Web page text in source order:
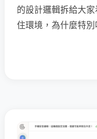
的設計邏輯拆給大
住環境，為什麼特別